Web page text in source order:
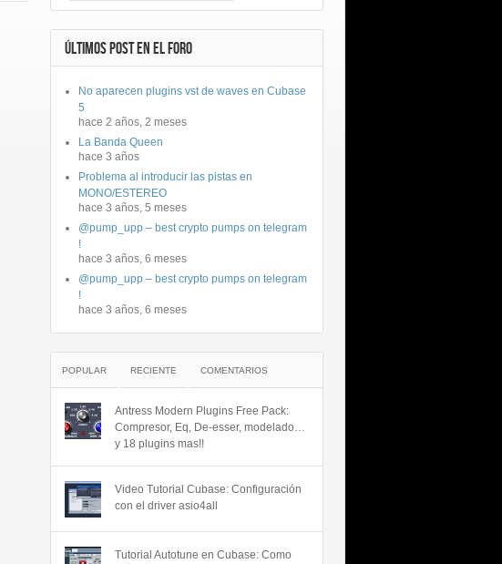
ÚLTIMOS POST EN EL FORO
No aparecen plugins vst de waves en Cubase
5
hace 2 años, 2 meses
La Banda Queen
hace 3 años
Problema al introducir las pistas en
MONO/ESTEREO
hace 3 años, 5 meses
@pump_upp – best crypto pumps on telegram
!
hace 3 años, 6 meses
@pump_upp – best crypto pumps on telegram
!
hace 3 años, 6 meses
POPULAR RECIENTE COMENTARIOS
Antress Modern Plugins Free Pack:
Compresor, Eq, De-esser, modelado…
y 18 plugins mas!!
Video Tutorial Cubase: Configuración
con el driver asio4all
Tutorial Autotune en Cubase: Como